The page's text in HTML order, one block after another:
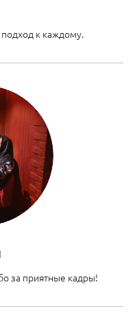
подход к каждому.
за приятные кадры!